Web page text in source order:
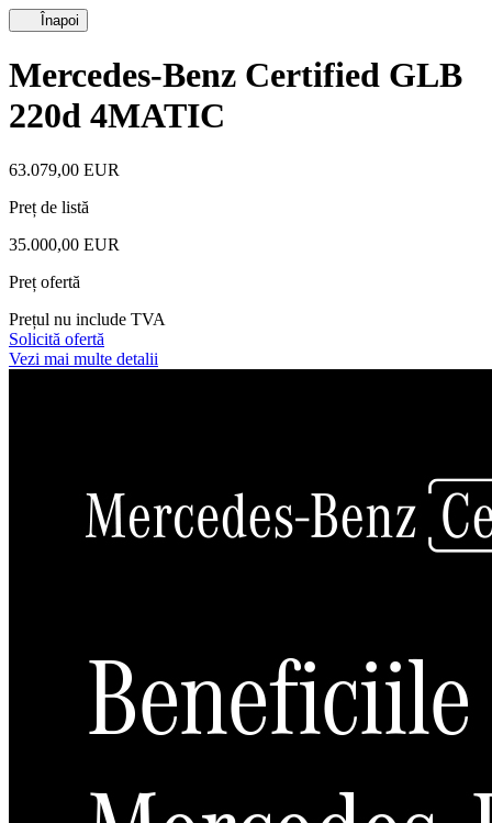
Înapoi
Mercedes-Benz Certified GLB
220d 4MATIC
63.079,00 EUR
Preț de listă
35.000,00 EUR
Preț ofertă
Prețul nu include TVA
Solicită ofertă
Vezi mai multe detalii